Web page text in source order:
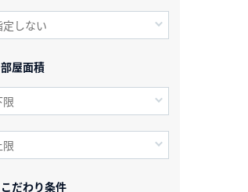
部屋面積
こだわり条件